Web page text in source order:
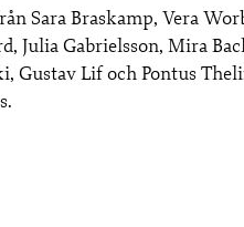
Sara Braskamp, Vera
Julia Gabrielsson, Mira
Gustav Lif och Pontus